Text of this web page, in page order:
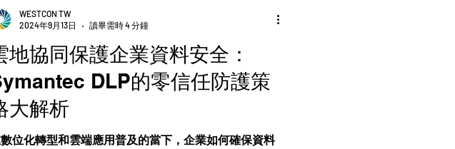
地協同保護企業資料安全：
DLP的零信任防護策
大解析
位化轉型和雲端應用普及的當下，企業如何確保資料
WESTCON TW
2024年9月13日
讀畢需時 4 分鐘